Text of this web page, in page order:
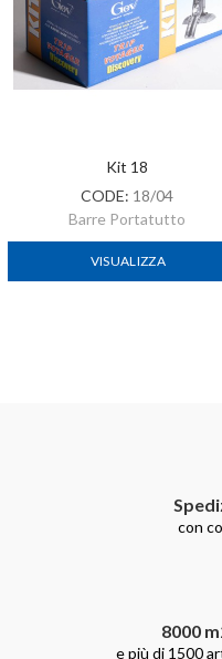
Kit 18
CODE: 18/04
Barre Portatutto
VISUALIZZA
con
8000
e più di 1500